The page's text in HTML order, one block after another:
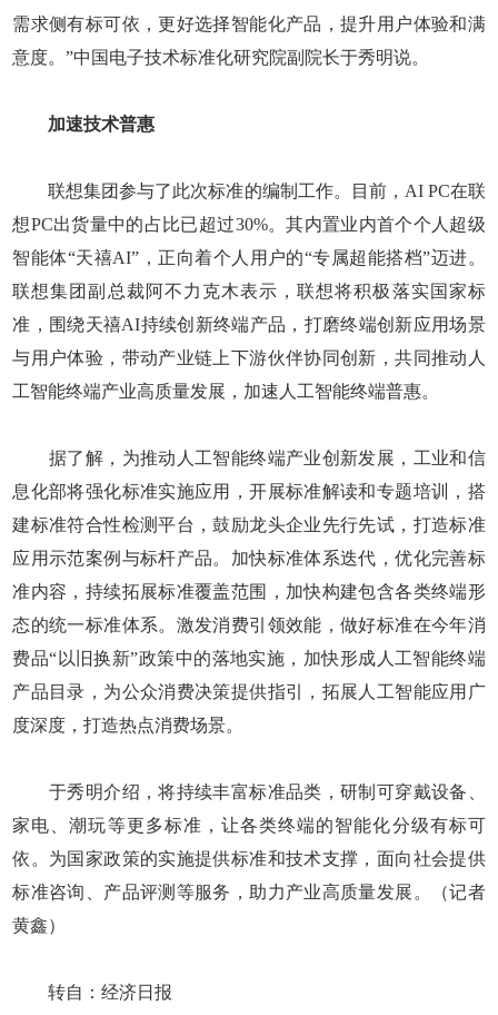
需求侧有标可依，更好选择智能化产品，提升用户体验和满
意度。”中国电子技术标准化研究院副院长于秀明说。
加速技术普惠
联想集团参与了此次标准的编制工作。目前，AI PC在联
想PC出货量中的占比已超过30%。其内置业内首个个人超级
智能体“天禧AI”，正向着个人用户的“专属超能搭档”迈进。
联想集团副总裁阿不力克木表示，联想将积极落实国家标
准，围绕天禧AI持续创新终端产品，打磨终端创新应用场景
与用户体验，带动产业链上下游伙伴协同创新，共同推动人
工智能终端产业高质量发展，加速人工智能终端普惠。
据了解，为推动人工智能终端产业创新发展，工业和信
息化部将强化标准实施应用，开展标准解读和专题培训，搭
建标准符合性检测平台，鼓励龙头企业先行先试，打造标准
应用示范案例与标杆产品。加快标准体系迭代，优化完善标
准内容，持续拓展标准覆盖范围，加快构建包含各类终端形
态的统一标准体系。激发消费引领效能，做好标准在今年消
费品“以旧换新”政策中的落地实施，加快形成人工智能终端
产品目录，为公众消费决策提供指引，拓展人工智能应用广
度深度，打造热点消费场景。
于秀明介绍，将持续丰富标准品类，研制可穿戴设备、
家电、潮玩等更多标准，让各类终端的智能化分级有标可
依。为国家政策的实施提供标准和技术支撑，面向社会提供
标准咨询、产品评测等服务，助力产业高质量发展。（记者
黄鑫）
转自：经济日报